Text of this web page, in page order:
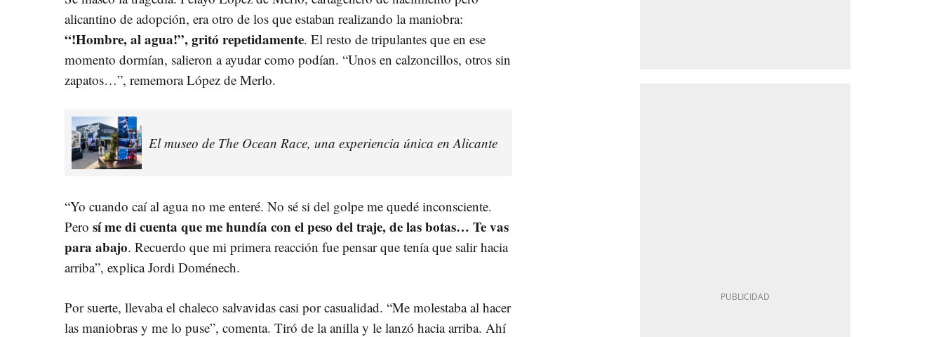
alicantino de adopción, era otro de los que estaban realizando la maniobra:
“!Hombre, al agua!”, gritó repetidamente. El resto de tripulantes que en ese
momento dormían, salieron a ayudar como podían. “Unos en calzoncillos, otros sin
zapatos…”, rememora López de Merlo.
El museo de The Ocean Race, una experiencia única en Alicante
“Yo cuando caí al agua no me enteré. No sé si del golpe me quedé inconsciente.
Pero sí me di cuenta que me hundía con el peso del traje, de las botas… Te vas
para abajo. Recuerdo que mi primera reacción fue pensar que tenía que salir hacia
arriba”, explica Jordi Doménech.
Por suerte, llevaba el chaleco salvavidas casi por casualidad. “Me molestaba al hacer
las maniobras y me lo puse”, comenta. Tiró de la anilla y le lanzó hacia arriba. Ahí